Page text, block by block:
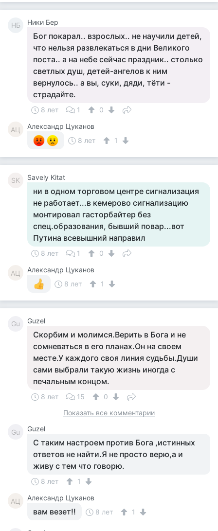
НБ Ники Бер
Бог покарал.. взрослых.. не научили детей,
что нельзя развлекаться в дни Великого
поста.. а на небе сейчас праздник.. столько
светлых душ, детей-ангелов к ним
вернулось.. а вы, суки, дяди, тёти -
страдайте.
8 лет 1 0
АЦ
Александр Цуканов
8 лет
1
SK Savely Kitat
ни в одном торговом центре сигнализация
не работает...в кемерово сигнализацию
монтировал гасторбайтер без
спец.образования, бывший повар...вот
Путина всевышний направил
8 лет 1 0
АЦ
Александр Цуканов
8 лет
1
Gu Guzel
Скорбим и молимся.Верить в Бога и не
сомневаться в его планах.Он на своем
месте.У каждого своя линия судьбы.Души
сами выбрали такую жизнь иногда с
печальным концом.
8 лет 15
0
Показать все комментарии
Gu Guzel
С таким настроем против Бога ,истинных
ответов не найти.Я не просто верю,а и
живу с тем что говорю.
8 лет 1
АЦ Александр Цуканов
вам везет!! 8 лет 1